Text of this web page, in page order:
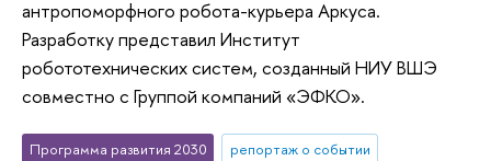
антропоморфного робота-курьера Аркуса.
Разработку представил Институт
робототехнических систем, созданный НИУ ВШЭ
совместно с Группой компаний «ЭФКО».
Программа развития 2030
репортаж о событии